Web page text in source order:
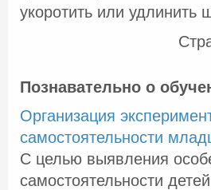
укоротить или удлинить
Познавательно о
Организация
самостоятельности
С целью выявления
самостоятельности